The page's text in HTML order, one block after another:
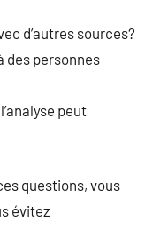
d’autres sources?
des personnes
peut
questions, vous
évitez